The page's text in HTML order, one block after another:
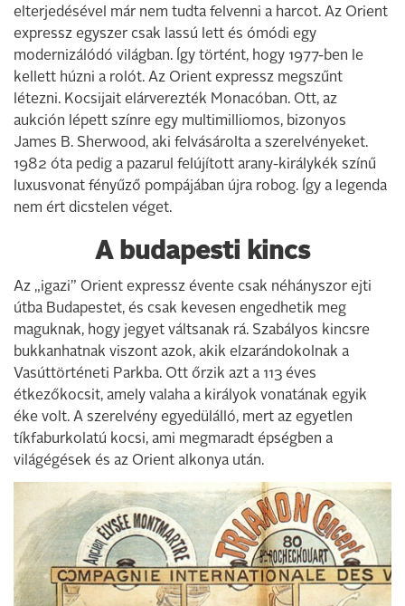
elterjedésével már nem tudta felvenni a harcot. Az Orient
expressz egyszer csak lassú lett és ómódi egy
modernizálódó világban. Így történt, hogy 1977-ben le
kellett húzni a rolót. Az Orient expressz megszűnt
létezni. Kocsijait elárverezték Monacóban. Ott, az
aukción lépett színre egy multimilliomos, bizonyos
James B. Sherwood, aki felvásárolta a szerelvényeket.
1982 óta pedig a pazarul felújított arany-királykék színű
luxusvonat fényűző pompájában újra robog. Így a legenda
nem ért dicstelen véget.
A budapesti kincs
Az „igazi” Orient expressz évente csak néhányszor ejti
útba Budapestet, és csak kevesen engedhetik meg
maguknak, hogy jegyet váltsanak rá. Szabályos kincsre
bukkanhatnak viszont azok, akik elzarándokolnak a
Vasúttörténeti Parkba. Ott őrzik azt a 113 éves
étkezőkocsit, amely valaha a királyok vonatának egyik
éke volt. A szerelvény egyedülálló, mert az egyetlen
tíkfaburkolatú kocsi, ami megmaradt épségben a
világégések és az Orient alkonya után.